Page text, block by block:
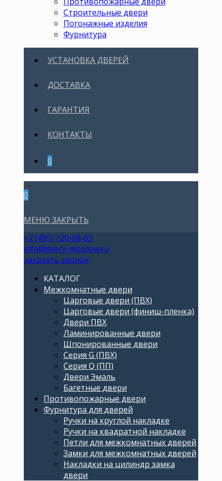
Строительные двери
Погонажные изделия
Фурнитура
УСТАНОВКА ДВЕРЕЙ
ДОСТАВКА
ГАРАНТИЯ
КОНТАКТЫ
0
0
МЕНЮ ЗАКРЫТЬ
+7 (495) 120-08-63
info@dvery-moscow.ru
заказать звонок
КАТАЛОГ
Межкомнатные двери
Царговые двери (ПВХ)
Царговые двери (финиш-пленка)
Двери ПВХ
Ламинированные двери
Шпонированные двери
Серия G (ПВХ)
Серия Q (ПП)
Двери Эмаль
Багетные двери
Противопожарные двери
Фурнитура для дверей
Ручки на круглой накладке
Ручки на квадратной накладке
Петли для межкомнатных дверей
Замки для межкомнатных дверей
Накладки на цилиндр замка
двери